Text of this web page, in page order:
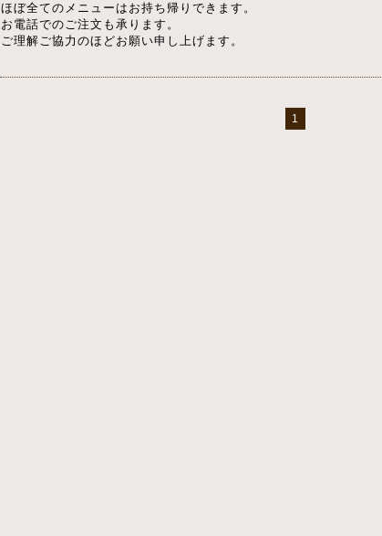
ほぼ全てのメニューはお持ち帰りできます。
お電話でのご注文も承ります。
ご理解ご協力のほどお願い申し上げます。
1